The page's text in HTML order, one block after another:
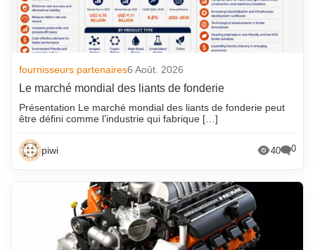
fournisseurs partenaires6 Août. 2026
Le marché mondial des liants de fonderie
Présentation Le marché mondial des liants de fonderie peut
être défini comme l’industrie qui fabrique […]
piwi 40 0